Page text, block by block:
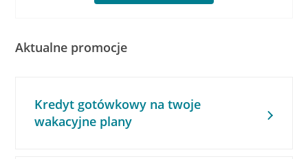
Aktualne promocje
Kredyt gotówkowy na twoje
wakacyjne plany